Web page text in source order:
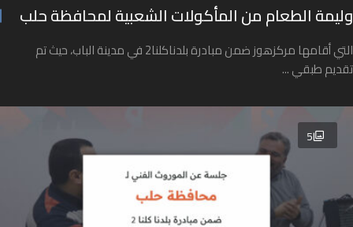
وليمة الطعام من المأكولات الشعبية لمحافظة حلب
التي أقامها مركزهوز ضمن مبادرة بلدناكلنا2 في مدينة الباب، حيث تم
تقديم طبقي ...
5